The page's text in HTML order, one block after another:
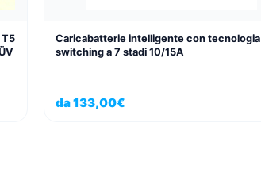
T5
Caricabatterie intelligente con tecnologia
switching a 7 stadi 10/15A
da133,00€